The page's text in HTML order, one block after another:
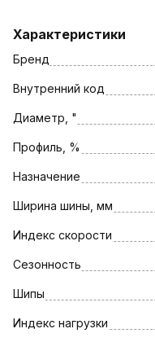
Характеристики
Бренд
Внутренний код
Диаметр, "
Профиль, %
Назначение
Ширина шины, мм
Индекс скорости
Сезонность
Шипы
Индекс нагрузки